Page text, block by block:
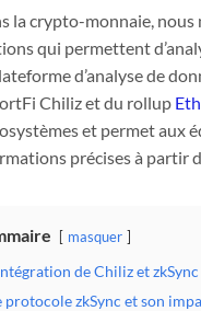
la crypto-monnaie, nous
qui permettent
d’analyse de
Chiliz et du rollup
et permet aux
précises à partir
masquer
de Chiliz et
protocole zkSync et son